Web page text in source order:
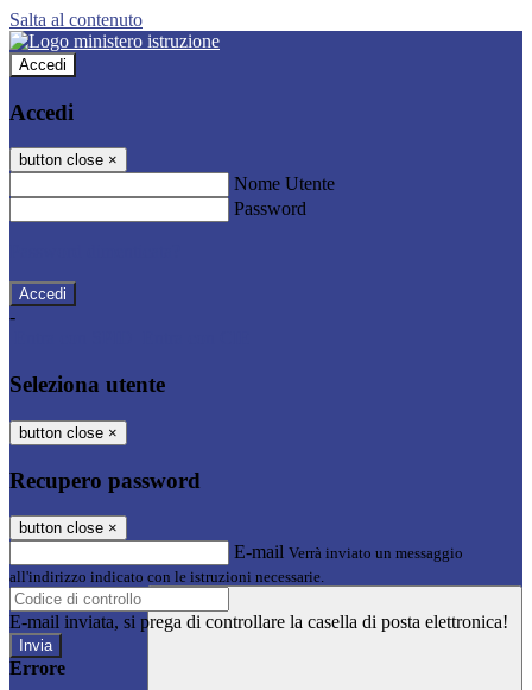
Salta al contenuto
Accedi
Accedi
button close ×
Nome Utente
Password
-
Seleziona utente
button close ×
Recupero password
button close ×
E-mail Verrà inviato un messaggio
all'indirizzo indicato con le istruzioni necessarie.
E-mail inviata, si prega di controllare la casella di posta elettronica!
Errore